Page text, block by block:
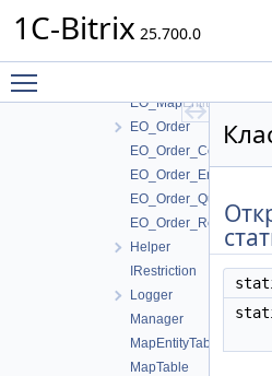
1C-Bitrix 25.700.0
EO_MapEntity_Result
EO_Order
EO_Order_Collection
EO_Order_Entity
EO_Order_Query
EO_Order_Result
Helper
IRestriction
Logger
Manager
MapEntityTable
MapTable